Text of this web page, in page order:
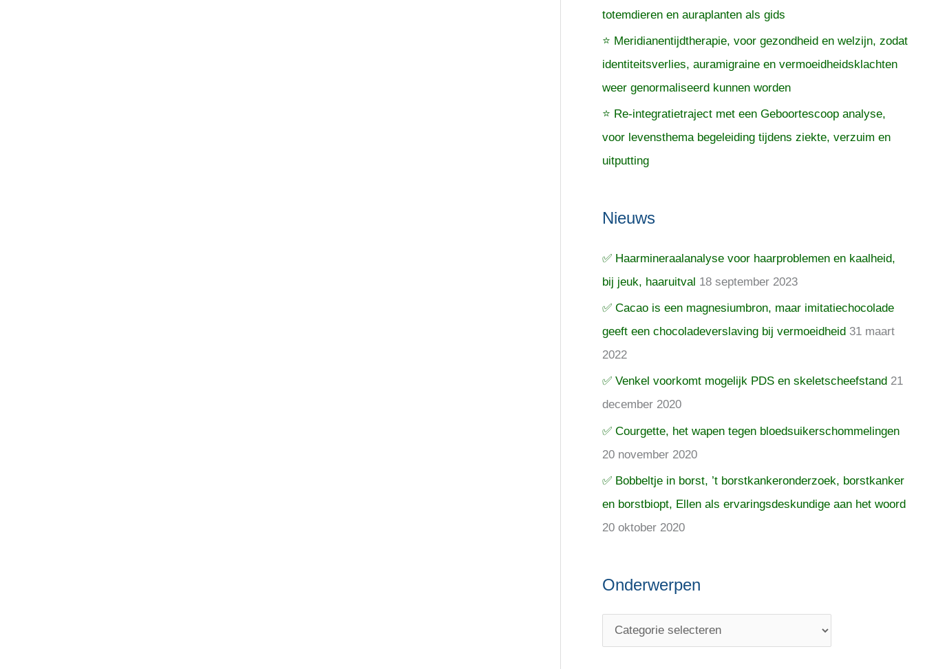
totemdieren en auraplanten als gids
⭐ Meridianentijdtherapie, voor gezondheid en welzijn, zodat
identiteitsverlies, auramigraine en vermoeidheidsklachten
weer genormaliseerd kunnen worden
⭐ Re-integratietraject met een Geboortescoop analyse,
voor levensthema begeleiding tijdens ziekte, verzuim en
uitputting
Nieuws
✅ Haarmineraalanalyse voor haarproblemen en kaalheid,
bij jeuk, haaruitval 18 september 2023
✅ Cacao is een magnesiumbron, maar imitatiechocolade
geeft een chocoladeverslaving bij vermoeidheid 31 maart
2022
✅ Venkel voorkomt mogelijk PDS en skeletscheefstand 21
december 2020
✅ Courgette, het wapen tegen bloedsuikerschommelingen
20 november 2020
✅ Bobbeltje in borst, ’t borstkankeronderzoek, borstkanker
en borstbiopt, Ellen als ervaringsdeskundige aan het woord
20 oktober 2020
Onderwerpen